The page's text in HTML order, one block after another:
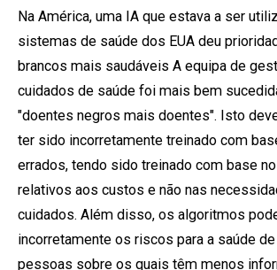
Na América, uma IA que estava a ser
sistemas de saúde dos EUA deu
brancos mais saudáveis A equipa de
cuidados de saúde foi mais bem
"doentes negros mais doentes". Isto
ter sido incorretamente treinado com
errados, tendo sido treinado com base
relativos aos custos e não nas
cuidados. Além disso, os algoritmos
incorretamente os riscos para a saúde
pessoas sobre os quais têm menos